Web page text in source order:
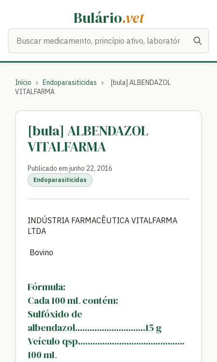
Bulário.vet
Início › Endoparasiticidas ›
[bula] ALBENDAZOL
VITALFARMA
[bula] ALBENDAZOL
VITALFARMA
Publicado em junho 22, 2016
Endoparasiticidas
INDÚSTRIA FARMACÊUTICA VITALFARMA
LTDA
Bovino
Fórmula:
Cada 100 mL contém:
Sulfóxido de
albendazol.............................15 g
Veículo qsp............................................
100 mL